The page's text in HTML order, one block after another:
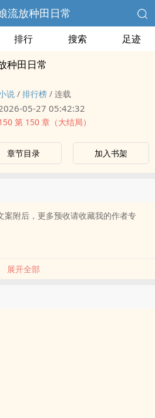
流放种田日常
排行 搜索 足迹
种田日常
说 / 排行榜 / 连载
05-27 05:42:32
第 150 章（大结局）
章节目录 加入书架
案附后，更多预收请收藏我的作者专
只能想尽办法苟住性命。
，挥一挥衣袖，不带走一片云彩！
展开全部